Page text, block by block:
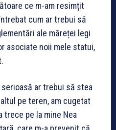
ce m-am resimțit
cum ar trebui să
ale măreței legi
asociate noii mele statui,
ar trebui să stea
pe teren, am cugetat
trece pe la mine Nea